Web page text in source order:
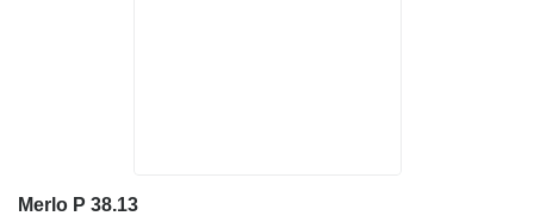
Merlo P 38.13